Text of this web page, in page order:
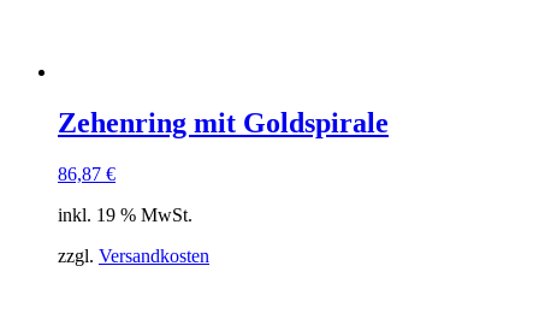
Zehenring mit Goldspirale
86,87 €
inkl. 19 % MwSt.
zzgl. Versandkosten